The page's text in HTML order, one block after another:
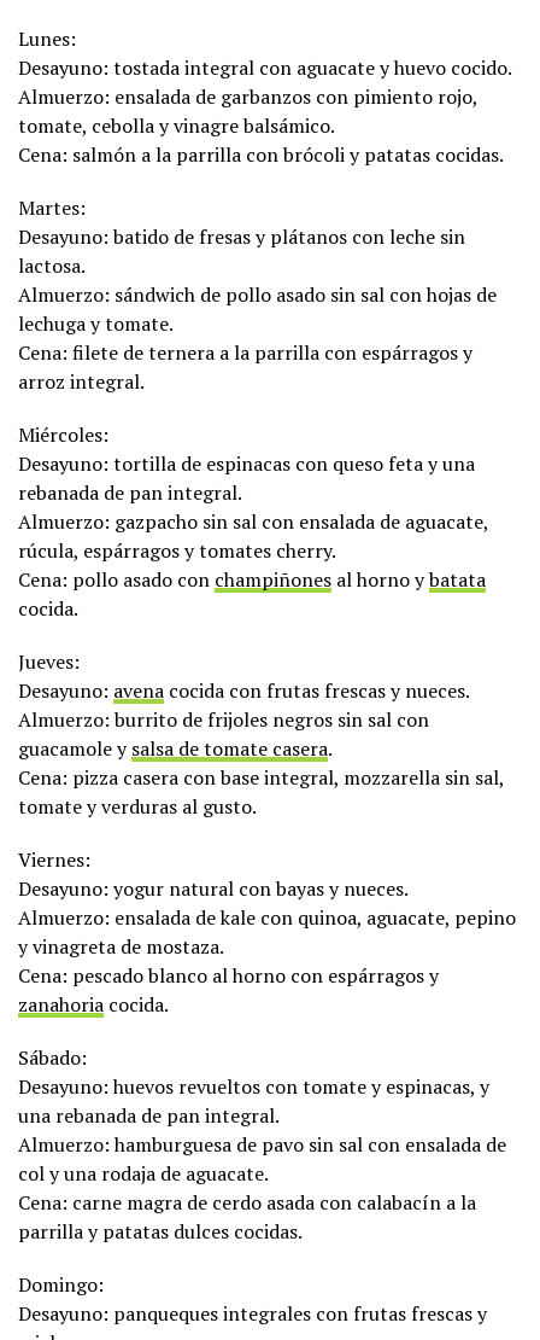
Lunes:
Desayuno: tostada integral con aguacate y huevo cocido.
Almuerzo: ensalada de garbanzos con pimiento rojo,
tomate, cebolla y vinagre balsámico.
Cena: salmón a la parrilla con brócoli y patatas cocidas.
Martes:
Desayuno: batido de fresas y plátanos con leche sin
lactosa.
Almuerzo: sándwich de pollo asado sin sal con hojas de
lechuga y tomate.
Cena: filete de ternera a la parrilla con espárragos y
arroz integral.
Miércoles:
Desayuno: tortilla de espinacas con queso feta y una
rebanada de pan integral.
Almuerzo: gazpacho sin sal con ensalada de aguacate,
rúcula, espárragos y tomates cherry.
Cena: pollo asado con champiñones al horno ybatata
cocida.
Jueves:
Desayuno: avena cocida con frutas frescas y nueces.
Almuerzo: burrito de frijoles negros sin sal con
guacamole ysalsa de tomate casera.
Cena: pizza casera con base integral, mozzarella sin sal,
tomate y verduras al gusto.
Viernes:
Desayuno: yogur natural con bayas y nueces.
Almuerzo: ensalada de kale con quinoa, aguacate, pepino
y vinagreta de mostaza.
Cena: pescado blanco al horno con espárragos y
zanahoria cocida.
Sábado:
Desayuno: huevos revueltos con tomate y espinacas, y
una rebanada de pan integral.
Almuerzo: hamburguesa de pavo sin sal con ensalada de
col y una rodaja de aguacate.
Cena: carne magra de cerdo asada con calabacín a la
parrilla y patatas dulces cocidas.
Domingo:
Desayuno: panqueques integrales con frutas frescas y